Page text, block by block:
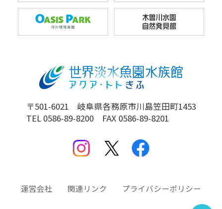
〒501-6021 岐阜県各務原市川島笠田町1453
TEL 0586-89-8200 FAX 0586-89-8201
運営会社 関連リンク プライバシーポリシー